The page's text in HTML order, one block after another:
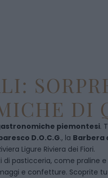
DI
piemontesi.
D.O.C.G., la Barbera
Ligure Riviera dei Fiori.
pasticceria, come praline
e confetture. Scoprite